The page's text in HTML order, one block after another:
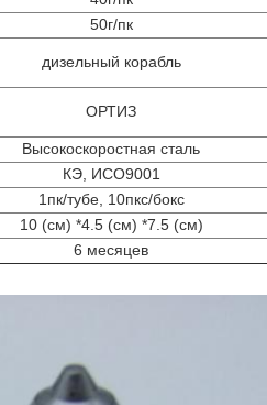
50г/пк
дизельный корабль
ОРТИЗ
Высокоскоростная сталь
КЭ, ИСО9001
1пк/тубе, 10пкс/бокс
10 (см) *4.5 (см) *7.5 (см)
6 месяцев